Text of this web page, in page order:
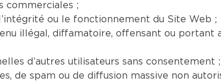
commerciales ;
ou le fonctionnement du Site Web ;
illégal, diffamatoire, offensant ou portant
d’autres utilisateurs sans consentement ;
de spam ou de diffusion massive non